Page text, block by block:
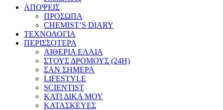
ΑΠΟΨΕΙΣ
ΠΡΟΣΩΠΑ
CHEMIST’S DIARY
ΤΕΧΝΟΛΟΓΙΑ
ΠΕΡΙΣΣΟΤΕΡΑ
ΑΙΘΕΡΙΑ ΕΛΑΙΑ
ΣΤΟΥΣ ΔΡΟΜΟΥΣ (24H)
ΣΑΝ ΣΗΜΕΡΑ
LIFESTYLE
SCIENTIST
ΚΑΤΙ ΔΙΚΑ ΜΟΥ
ΚΑΤΑΣΚΕΥΕΣ